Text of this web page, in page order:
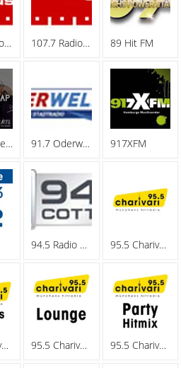
106.2 Radio Oberhausen 107.7 Radio Hagen 89 Hit FM
89.0 RTL Deutschrap 91.7 Oderwelle 917XFM
94.5 Radio Cottbus 95.5 Charivari - Family
95.5 Charivari - Live-Hits 95.5 Charivari - Lounge 95.5 Charivari - Party Hitmix